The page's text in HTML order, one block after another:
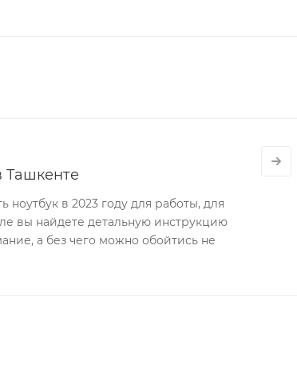
Ташкенте
в 2023 году для работы, для
вы найдете детальную инструкцию
а без чего можно обойтись не